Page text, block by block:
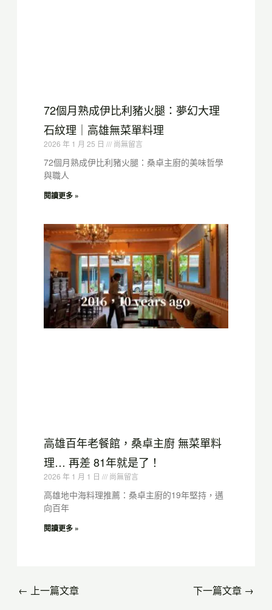
72個月熟成伊比利豬火腿：夢幻大理
石紋理｜高雄無菜單料理
2026 年 1 月 25 日 尚無留言
72個月熟成伊比利豬火腿：桑卓主廚的美味哲學
與職人
閱讀更多 »
高雄百年老餐館，桑卓主廚 無菜單料
理… 再差 81年就是了！
2026 年 1 月 1 日 尚無留言
高雄地中海料理推薦：桑卓主廚的19年堅持，邁
向百年
閱讀更多 »
← 上一篇文章 下一篇文章 →